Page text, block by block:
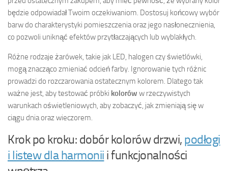
będzie odpowiadał Twoim oczekiwaniom. Dostosuj końcowy wybór
barw do charakterystyki pomieszczenia oraz jego nasłonecznienia,
co pozwoli uniknąć efektów przytłaczających lub wyblakłych.
Różne rodzaje żarówek, takie jak LED, halogen czy świetlówki,
mogą znacząco zmieniać odcień farby. Ignorowanie tych różnic
prowadzi do rozczarowania ostatecznym kolorem. Dlatego tak
ważne jest, aby testować próbki kolorów w rzeczywistych
warunkach oświetleniowych, aby zobaczyć, jak zmieniają się w
ciągu dnia oraz wieczorem.
Krok po kroku: dobór kolorów drzwi, podłogi
i listew dla harmonii i funkcjonalności